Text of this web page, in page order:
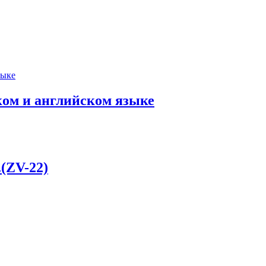
и английском языке
22)